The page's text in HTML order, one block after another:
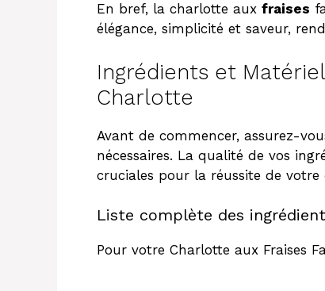
En bref, la charlotte aux fraises
élégance, simplicité et saveur,
Ingrédients et
Charlotte
Avant de commencer, assurez-
nécessaires. La qualité de vos
cruciales pour la réussite de votre
Liste complète des
Pour votre Charlotte aux Fraises